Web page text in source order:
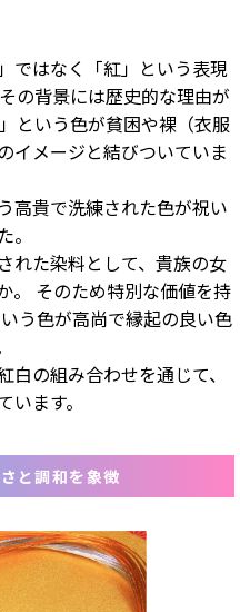
ではなく「紅」という表現
の背景には歴史的な理由が
という色が貧困や裸（衣服
イメージと結びついていま
高貴で洗練された色が祝い
れた染料として、貴族の女
。 そのため特別な価値を持
う色が高尚で縁起の良い色
の組み合わせを通じて、
ます。
と調和を象徴